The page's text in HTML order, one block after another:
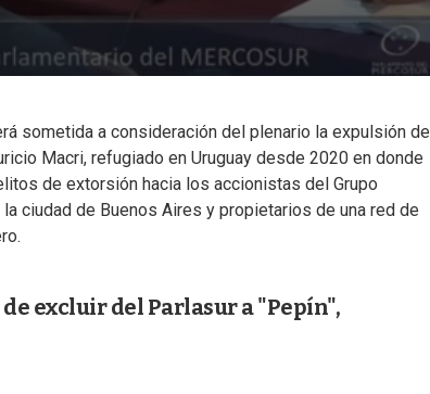
sometida a consideración del plenario la expulsión de
Macri, refugiado en Uruguay desde 2020 en donde
de extorsión hacia los accionistas del Grupo
ciudad de Buenos Aires y propietarios de una red de
excluir del Parlasur a "Pepín",